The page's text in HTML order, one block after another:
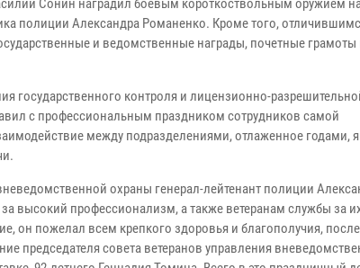
Сонин наградил боевым короткоствольным оружием
полиции Александра Романенко. Кроме того,
и ведомственные награды, почетные грамоты
государственного контроля и лицензионно-
с профессиональным праздником сотрудников самой
между подразделениями, отлаженное годами,
охраны генерал-лейтенант полиции
высокий профессионализм, а также ветеранам службы за
он пожелал всем крепкого здоровья и благополучия, после
председателя совета ветеранов управления